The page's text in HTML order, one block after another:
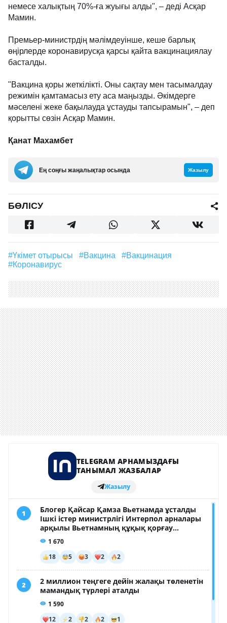
немесе халықтың 70%-ға жуығы алды", – деді Асқар
Мамин.
Премьер-министрдің мәлімдеуінше, кеше барлық
өңірлерде коронавирусқа қарсы қайта вакцинациялау
басталды.
"Вакцина қоры жеткілікті. Оны сақтау мен тасымалдау
режимін қамтамасыз ету аса маңызды. Әкімдерге
мәселені жеке бақылауда ұстауды тапсырамын", – деп
қорытты сөзін Асқар Мамин.
Қанат Махамбет
Ең соңғы жаңалықтар осында Жазылу
БӨЛІСУ
#үкімет отырысы #вакцина
#вакцинация
#Коронавирус